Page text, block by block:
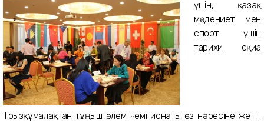
үшін, қазақ
мәдениеті
мен
спорт үшін
тарихи оқиға
Тоғызқұмалақтан тұңғыш әлем чемпионаты өз нәресіне жетті.